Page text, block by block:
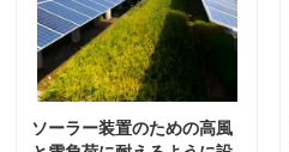
工場旅行
品質管理
ソーラー装置のための高風